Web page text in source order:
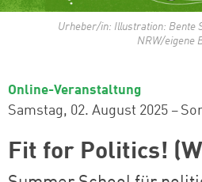
Urheber/in: Illustration: Bente
NRW/eigene
Online-Veranstaltung
Samstag, 02. August 2025 –
Fit for Politics!